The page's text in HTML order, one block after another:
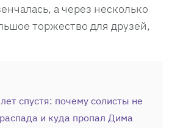
а через несколько
торжество для друзей,
спустя: почему солисты не
и куда пропал Дима